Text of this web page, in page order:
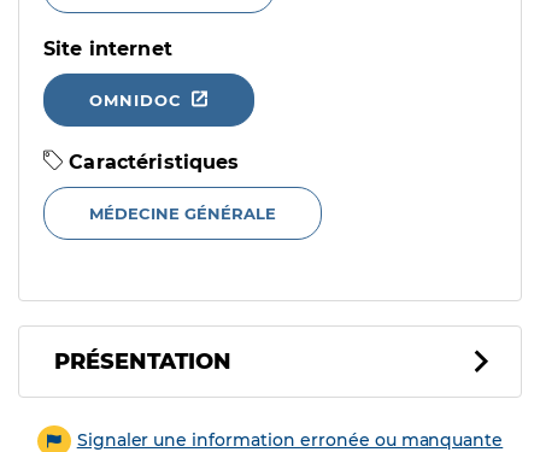
Site internet
OMNIDOC
Caractéristiques
MÉDECINE GÉNÉRALE
PRÉSENTATION
Signaler une information erronée ou manquante